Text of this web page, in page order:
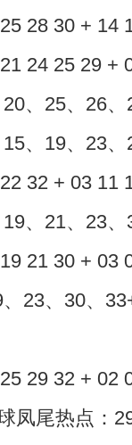
28 30 + 14
24 25 29 +
、25、26、
、19、23、
32 + 03 11
、21、23、
21 30 + 03
23、30、
29 32 + 02
尾热点：